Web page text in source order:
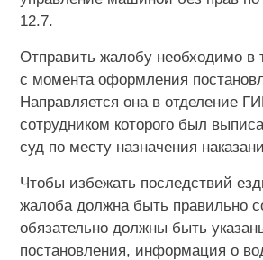
12.7.
Отправить жалобу необходимо в
с момента оформления
Направляется она в отделение
сотрудником которого был
суд по месту назначения
Чтобы избежать последствий
жалоба должна быть правильно
обязательно должны быть
постановления, информация о